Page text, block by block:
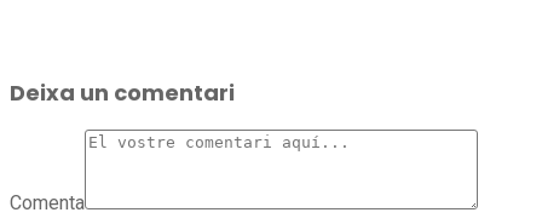
Deixa un comentari
Comenta